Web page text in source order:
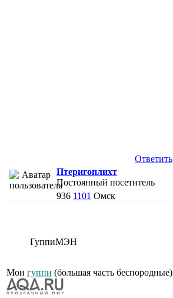
Ответить
Птеригоплихт
Постоянный посетитель
936 1101 Омск
ГуппиМЭН
Мои гуппи (большая часть беспородные)